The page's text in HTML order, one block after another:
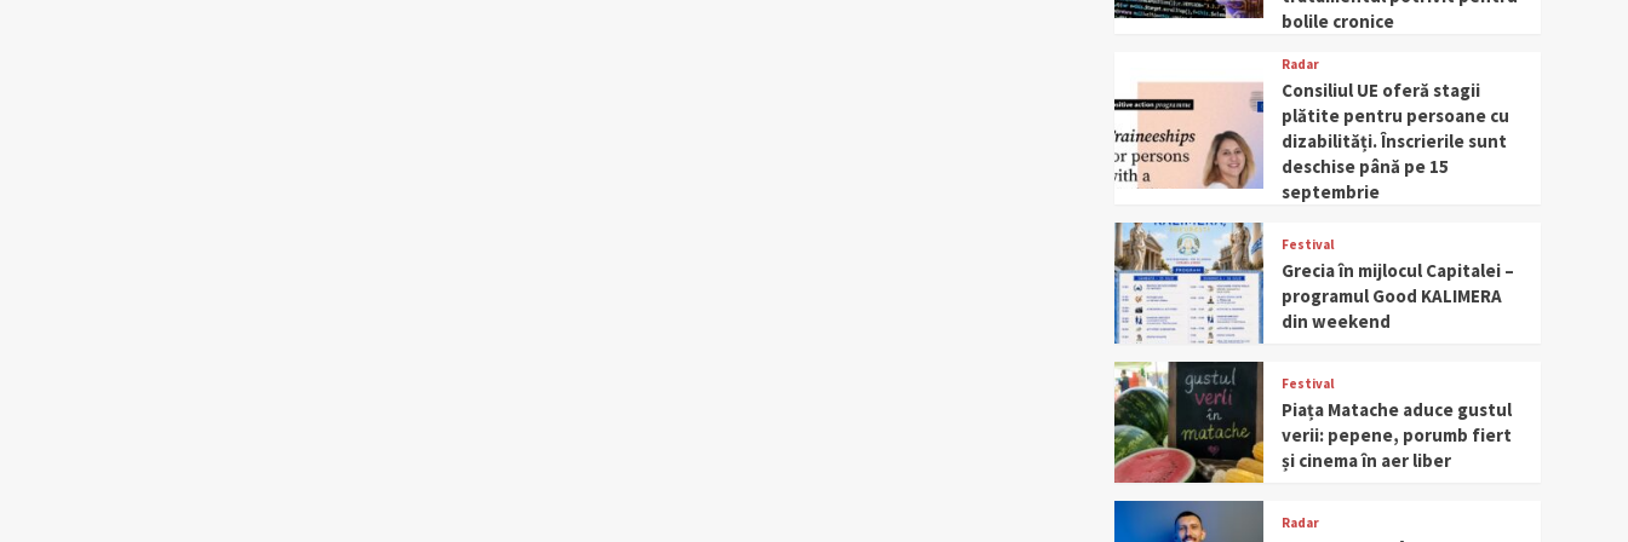
bolile cronice
Radar
Consiliul UE oferă stagii
plătite pentru persoane cu
dizabilități. Înscrierile sunt
deschise până pe 15
septembrie
Festival
Grecia în mijlocul Capitalei –
programul Good KALIMERA
din weekend
Festival
Piața Matache aduce gustul
verii: pepene, porumb fiert
și cinema în aer liber
Radar